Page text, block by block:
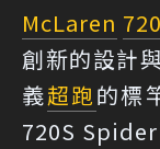
McLaren
創新的設計
義超跑的標
720S